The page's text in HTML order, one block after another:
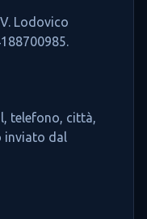
Lodovico
telefono, città,
inviato dal